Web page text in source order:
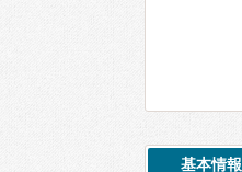
基本情報